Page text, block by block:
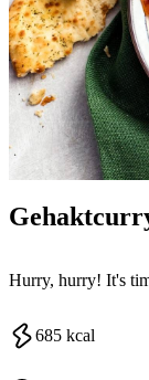
Hurry, hurry! It's
685 kcal